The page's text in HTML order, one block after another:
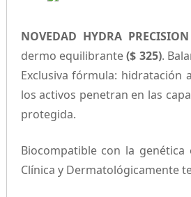
NOVEDAD HYDRA
dermo equilibrante($ 325).
Exclusiva fórmula: hidratación
los activos penetran en las
protegida.
Biocompatible con la genética
Clínica y Dermatológicamente